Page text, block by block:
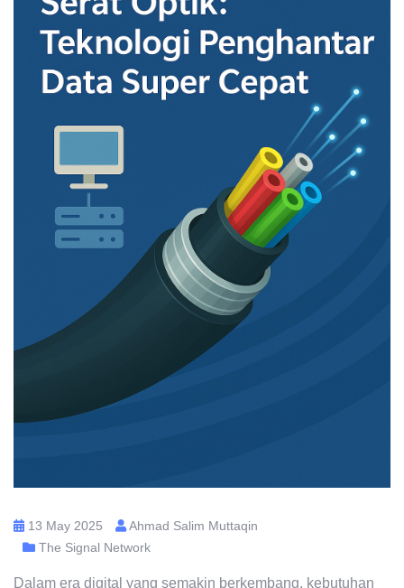
13 May 2025
Ahmad Salim Muttaqin
The Signal Network
Dalam era digital yang semakin berkembang, kebutuhan